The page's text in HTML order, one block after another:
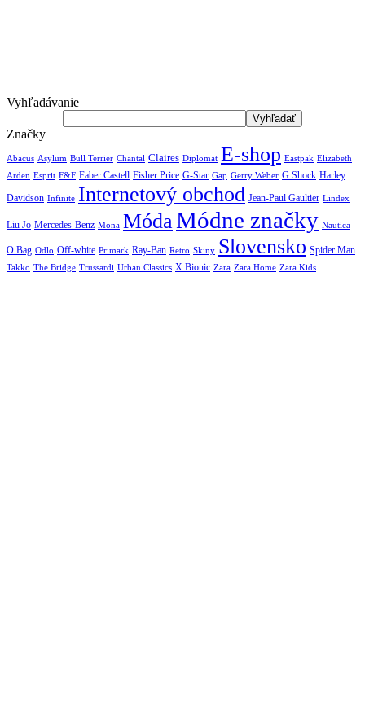
Vyhľadávanie
Značky
Abacus Asylum Bull Terrier Chantal Claires Diplomat E-shop Eastpak Elizabeth
Arden Esprit F&F Faber Castell Fisher Price G-Star Gap Gerry Weber G Shock Harley
Davidson Infinite Internetový obchod Jean-Paul Gaultier Lindex
Liu Jo Mercedes-Benz Mona MódaMódne značky Nautica
O Bag Odlo Off-white Primark Ray-Ban Retro Skiny Slovensko Spider Man
Takko The Bridge Trussardi Urban Classics X Bionic Zara Zara Home Zara Kids